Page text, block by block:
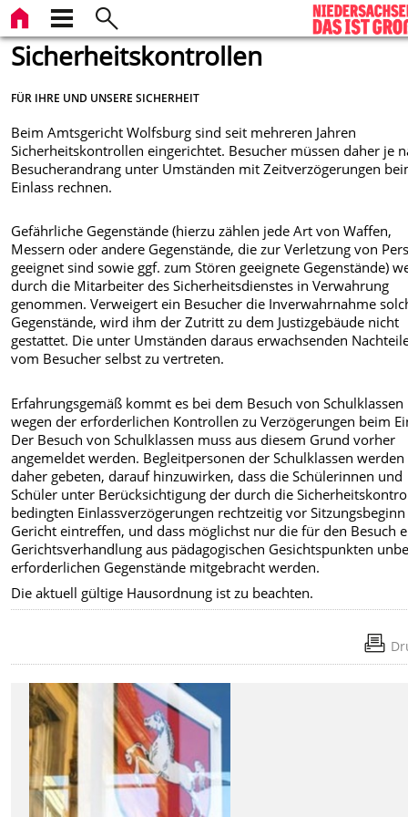
Sicherheitskontrollen
FÜR IHRE UND UNSERE SICHERHEIT
Beim Amtsgericht Wolfsburg sind seit mehreren Jahren
Sicherheitskontrollen eingerichtet. Besucher müssen daher je
Besucherandrang unter Umständen mit Zeitverzögerungen
Einlass rechnen.
Gefährliche Gegenstände (hierzu zählen jede Art von Waffen,
Messern oder andere Gegenstände, die zur Verletzung von
geeignet sind sowie ggf. zum Stören geeignete Gegenstände)
durch die Mitarbeiter des Sicherheitsdienstes in Verwahrung
genommen. Verweigert ein Besucher die Inverwahrnahme
Gegenstände, wird ihm der Zutritt zu dem Justizgebäude nicht
gestattet. Die unter Umständen daraus erwachsenden
vom Besucher selbst zu vertreten.
Erfahrungsgemäß kommt es bei dem Besuch von Schulklassen
wegen der erforderlichen Kontrollen zu Verzögerungen beim
Der Besuch von Schulklassen muss aus diesem Grund vorher
angemeldet werden. Begleitpersonen der Schulklassen werden
daher gebeten, darauf hinzuwirken, dass die Schülerinnen und
Schüler unter Berücksichtigung der durch die
bedingten Einlassverzögerungen rechtzeitig vor
Gericht eintreffen, und dass möglichst nur die für den Besuch
Gerichtsverhandlung aus pädagogischen Gesichtspunkten
erforderlichen Gegenstände mitgebracht werden.
Die aktuell gültige Hausordnung ist zu beachten.